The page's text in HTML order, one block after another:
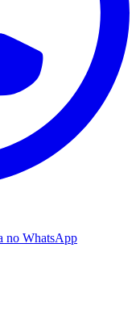
no WhatsApp